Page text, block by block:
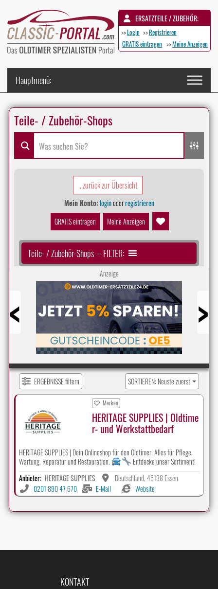
ERSATZTEILE / ZUBEHÖR:
>>Login >>Registrieren
GRATIS eintragen >>Meine Anzeigen
Teile- / Zubehör-Shops
...zurück zur Übersicht
Mein Konto:loginoderregistrieren
GRATIS eintragen
Meine Anzeigen
Teile- / Zubehör-Shops -- FILTER:
Anzeige
ERGEBNISSE filtern SORTIEREN: Neuste zuerst
Merken
HERITAGE SUPPLIES | Oldtime
r- und Werkstattbedarf
HERITAGE SUPPLIES | Dein Onlineshop für den Oldtimer. Alles für Pflege,
Wartung, Reparatur und Restauration.
Entdecke unser Sortiment!
Anbieter: HERITAGE SUPPLIES
Deutschland, 45138 Essen
0201 890 47 670
E-Mail Website
KONTAKT